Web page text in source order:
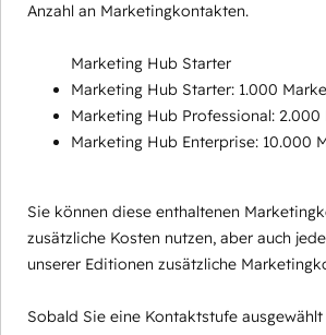
Anzahl an Marketingkontakten.
Marketing Hub Starter
Marketing Hub Starter: 1.000
Marketing Hub Professional:
Marketing Hub Enterprise: 10.000
Sie können diese enthaltenen
zusätzliche Kosten nutzen, aber auch
unserer Editionen zusätzliche
Sobald Sie eine Kontaktstufe